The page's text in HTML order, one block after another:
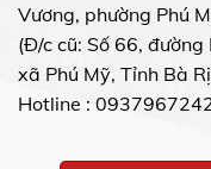
Vương, phường Phú
(Đ/c cũ: Số 66,
xã Phú Mỹ, Tỉnh Bà
Hotline :